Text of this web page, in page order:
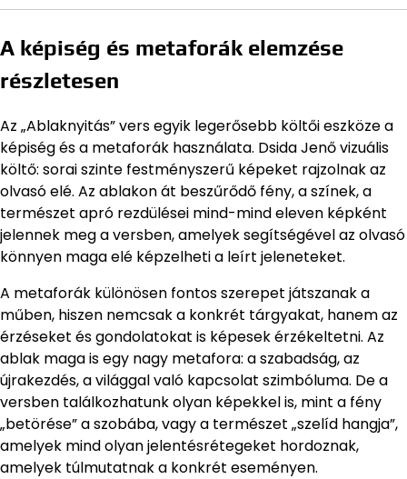
A képiség és metaforák elemzése
részletesen
Az „Ablaknyitás” vers egyik legerősebb költői eszköze a
képiség és a metaforák használata. Dsida Jenő vizuális
költő: sorai szinte festményszerű képeket rajzolnak az
olvasó elé. Az ablakon át beszűrődő fény, a színek, a
természet apró rezdülései mind-mind eleven képként
jelennek meg a versben, amelyek segítségével az olvasó
könnyen maga elé képzelheti a leírt jeleneteket.
A metaforák különösen fontos szerepet játszanak a
műben, hiszen nemcsak a konkrét tárgyakat, hanem az
érzéseket és gondolatokat is képesek érzékeltetni. Az
ablak maga is egy nagy metafora: a szabadság, az
újrakezdés, a világgal való kapcsolat szimbóluma. De a
versben találkozhatunk olyan képekkel is, mint a fény
„betörése” a szobába, vagy a természet „szelíd hangja”,
amelyek mind olyan jelentésrétegeket hordoznak,
amelyek túlmutatnak a konkrét eseményen.